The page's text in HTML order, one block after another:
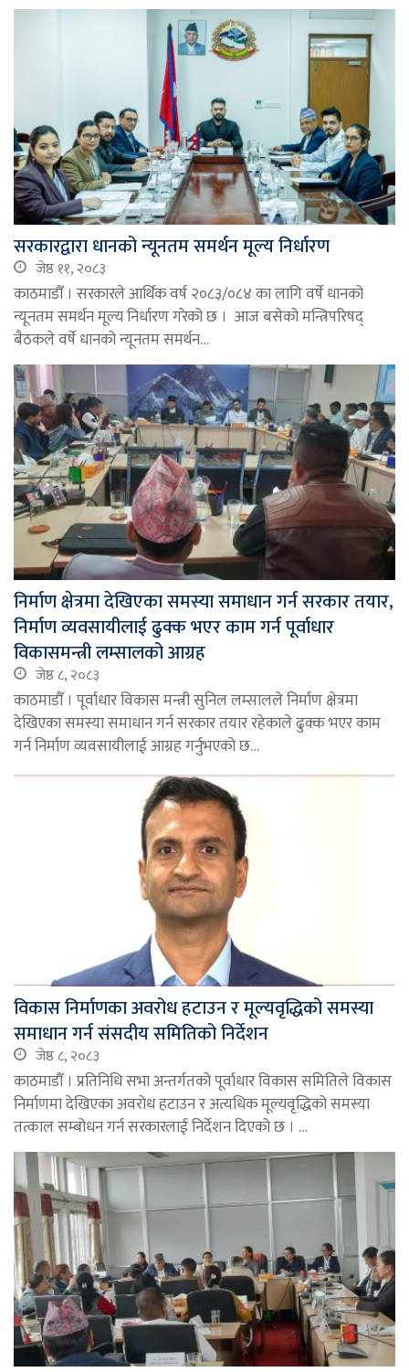
सरकारद्वारा धानको न्यूनतम समर्थन मूल्य निर्धारण
जेष्ठ ११, २०८३
काठमाडौँ । सरकारले आर्थिक वर्ष २०८३/०८४ का लागि वर्षे धानको
न्यूनतम समर्थन मूल्य निर्धारण गरेको छ । आज बसेको मन्त्रिपरिषद्
बैठकले वर्षे धानको न्यूनतम समर्थन…
निर्माण क्षेत्रमा देखिएका समस्या समाधान गर्न सरकार तयार,
निर्माण व्यवसायीलाई ढुक्क भएर काम गर्न पूर्वाधार
विकासमन्त्री लम्सालको आग्रह
जेष्ठ ८, २०८३
काठमाडौँ । पूर्वाधार विकास मन्त्री सुनिल लम्सालले निर्माण क्षेत्रमा
देखिएका समस्या समाधान गर्न सरकार तयार रहेकाले ढुक्क भएर काम
गर्न निर्माण व्यवसायीलाई आग्रह गर्नुभएको छ…
विकास निर्माणका अवरोध हटाउन र मूल्यवृद्धिको समस्या
समाधान गर्न संसदीय समितिको निर्देशन
जेष्ठ ८, २०८३
काठमाडौँ । प्रतिनिधि सभा अन्तर्गतको पूर्वाधार विकास समितिले विकास
निर्माणमा देखिएका अवरोध हटाउन र अत्यधिक मूल्यवृद्धिको समस्या
तत्काल सम्बोधन गर्न सरकारलाई निर्देशन दिएको छ । …